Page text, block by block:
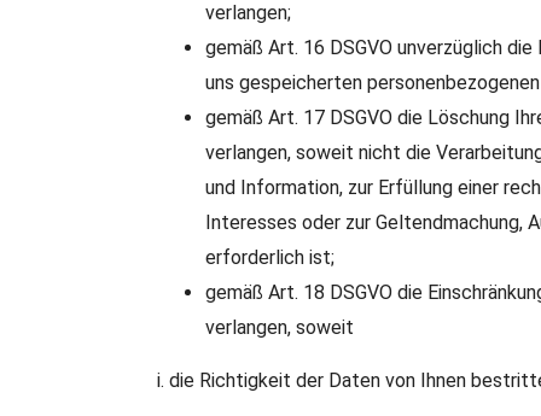
verlangen;
gemäß Art. 16 DSGVO unverzüglich
uns gespeicherten
gemäß Art. 17 DSGVO die Löschung
verlangen, soweit nicht die
und Information, zur Erfüllung einer
Interesses oder zur Geltendmachung,
erforderlich ist;
gemäß Art. 18 DSGVO die
verlangen, soweit
i. die Richtigkeit der Daten von Ihnen